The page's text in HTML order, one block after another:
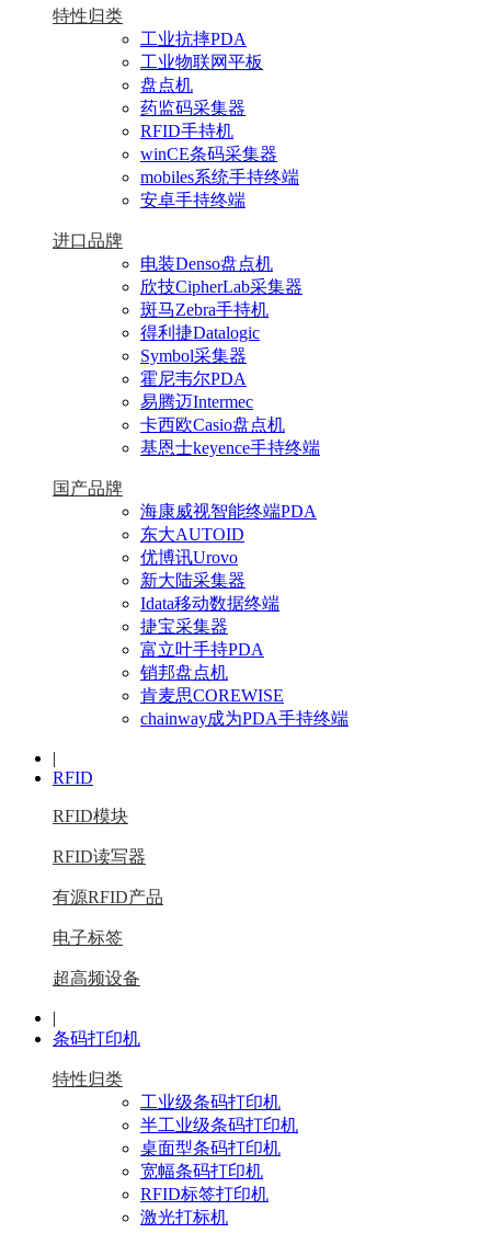
特性归类
工业抗摔PDA
工业物联网平板
盘点机
药监码采集器
RFID手持机
winCE条码采集器
mobiles系统手持终端
安卓手持终端
进口品牌
电装Denso盘点机
欣技CipherLab采集器
斑马Zebra手持机
得利捷Datalogic
Symbol采集器
霍尼韦尔PDA
易腾迈Intermec
卡西欧Casio盘点机
基恩士keyence手持终端
国产品牌
海康威视智能终端PDA
东大AUTOID
优博讯Urovo
新大陆采集器
Idata移动数据终端
捷宝采集器
富立叶手持PDA
销邦盘点机
肯麦思COREWISE
chainway成为PDA手持终端
|
RFID
RFID模块
RFID读写器
有源RFID产品
电子标签
超高频设备
|
条码打印机
特性归类
工业级条码打印机
半工业级条码打印机
桌面型条码打印机
宽幅条码打印机
RFID标签打印机
激光打标机